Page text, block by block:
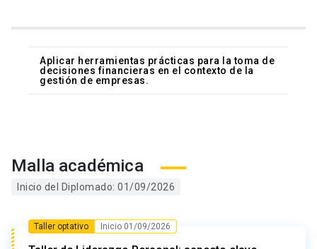
Aplicar herramientas prácticas para la toma de
decisiones financieras en el contexto de la
gestión de empresas.
Malla académica
Inicio del Diplomado: 01/09/2026
Taller optativo Inicio 01/09/2026